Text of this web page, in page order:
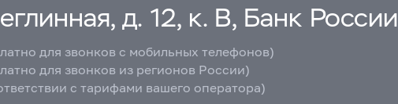
д. 12, к. В, Банк России
для звонков с мобильных телефонов)
для звонков из регионов России)
с тарифами вашего оператора)